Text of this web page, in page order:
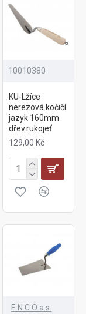
10010380
KU-Lžíce
nerezová kočičí
jazyk 160mm
dřev.rukojeť
129,00 Kč
E N C O a.s.